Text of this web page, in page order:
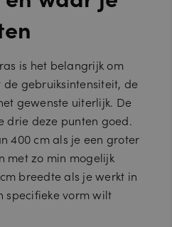
is het belangrijk om
gebruiksintensiteit, de
gewenste uiterlijk. De
drie deze punten goed.
400 cm als je een groter
met zo min mogelijk
breedte als je werkt in
specifieke vorm wilt